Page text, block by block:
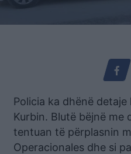
Policia ka dhënë
Kurbin. Blutë bëjnë me
tentuan të përplasnin
Operacionales dhe si